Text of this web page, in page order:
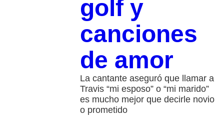
golf y
canciones
de amor
La cantante aseguró que llamar a
Travis “mi esposo” o “mi marido”
es mucho mejor que decirle novio
o prometido